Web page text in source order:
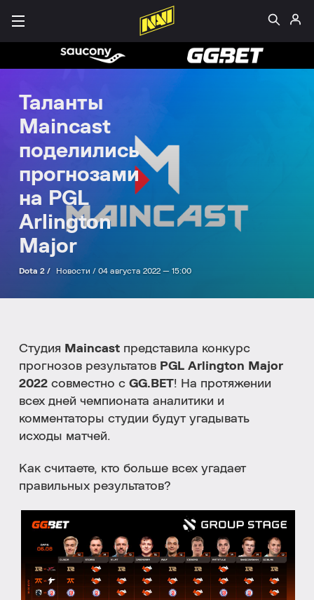
Таланты
Maincast
поделились
прогнозами
на PGL
Arlington
Major
Dota 2 / Новости / 04 августа 2022 — 15:00
Студия Maincast представила конкурс
прогнозов результатов PGL Arlington Major
2022 совместно с GG.BET! На протяжении
всех дней чемпионата аналитики и
комментаторы студии будут угадывать
исходы матчей.
Как считаете, кто больше всех угадает
правильных результатов?